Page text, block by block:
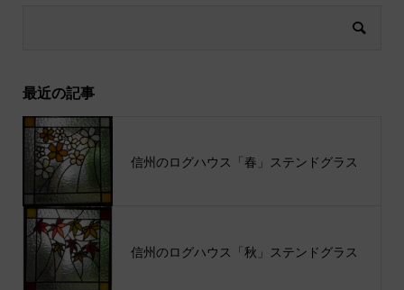
最近の記事
信州のログハウス「春」ステンドグラス
信州のログハウス「秋」ステンドグラス